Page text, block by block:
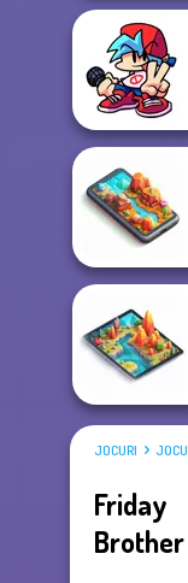
JOCURI
Friday
Brother